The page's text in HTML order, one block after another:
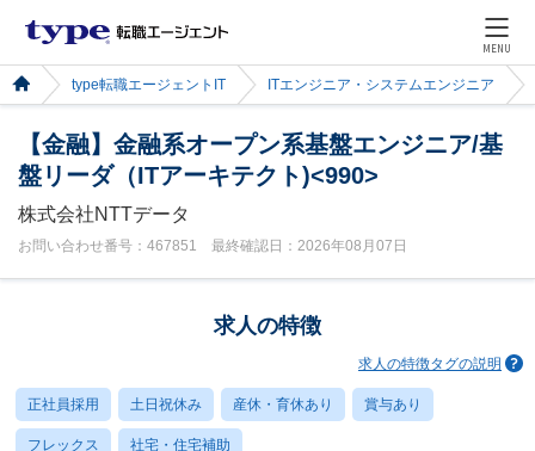
MENU
type転職エージェントIT ITエンジニア・システムエンジニア
【金融】金融系オープン系基盤エンジニア/基
盤リーダ（ITアーキテクト)<990>
株式会社NTTデータ
お問い合わせ番号：467851 最終確認日：2026年08月07日
求人の特徴
求人の特徴タグの説明
正社員採用 土日祝休み 産休・育休あり 賞与あり
フレックス 社宅・住宅補助